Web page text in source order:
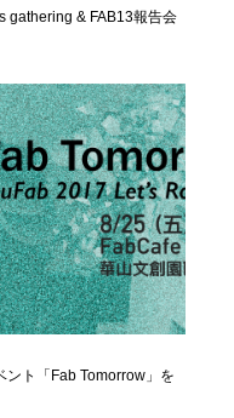
gathering & FAB13報告会
ント「Fab Tomorrow」を